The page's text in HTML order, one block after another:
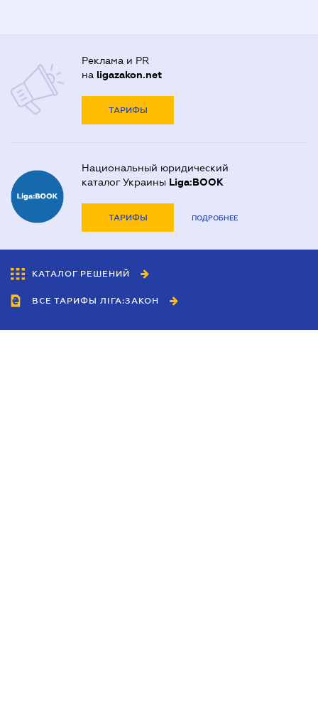
Реклама и PR
на ligazakon.net
ТАРИФЫ
Национальный юридический
каталог Украины Liga:BOOK
ТАРИФЫ ПОДРОБНЕЕ
КАТАЛОГ РЕШЕНИЙ
ВСЕ ТАРИФЫ ЛІГА:ЗАКОН